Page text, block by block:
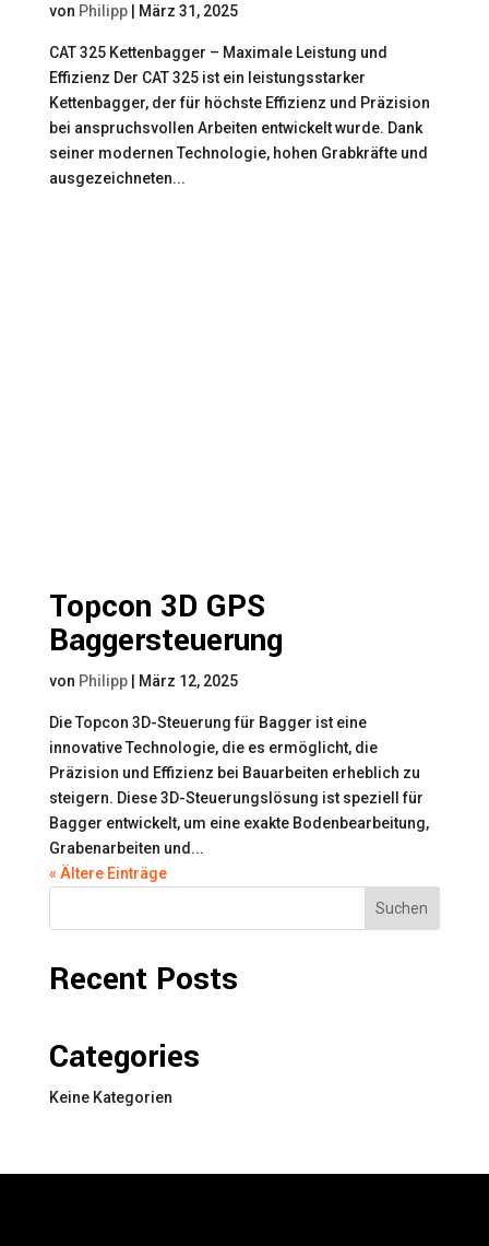
von Philipp| März 31, 2025
CAT 325 Kettenbagger – Maximale Leistung und
Effizienz Der CAT 325 ist ein leistungsstarker
Kettenbagger, der für höchste Effizienz und Präzision
bei anspruchsvollen Arbeiten entwickelt wurde. Dank
seiner modernen Technologie, hohen Grabkräfte und
ausgezeichneten...
Topcon 3D GPS
Baggersteuerung
von Philipp| März 12, 2025
Die Topcon 3D-Steuerung für Bagger ist eine
innovative Technologie, die es ermöglicht, die
Präzision und Effizienz bei Bauarbeiten erheblich zu
steigern. Diese 3D-Steuerungslösung ist speziell für
Bagger entwickelt, um eine exakte Bodenbearbeitung,
Grabenarbeiten und...
« Ältere Einträge
Suchen
Recent Posts
Categories
Keine Kategorien